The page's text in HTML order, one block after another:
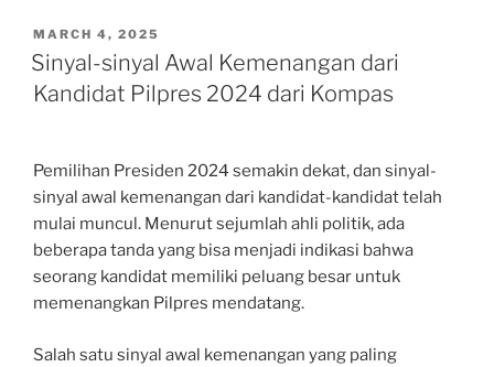
POSTED
ON
MARCH 4, 2025
Sinyal-sinyal Awal Kemenangan dari
Kandidat Pilpres 2024 dari Kompas
Pemilihan Presiden 2024 semakin dekat, dan sinyal-
sinyal awal kemenangan dari kandidat-kandidat telah
mulai muncul. Menurut sejumlah ahli politik, ada
beberapa tanda yang bisa menjadi indikasi bahwa
seorang kandidat memiliki peluang besar untuk
memenangkan Pilpres mendatang.
Salah satu sinyal awal kemenangan yang paling